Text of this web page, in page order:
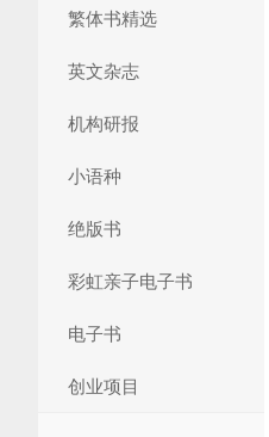
繁体书精选
英文杂志
机构研报
小语种
绝版书
彩虹亲子电子书
电子书
创业项目